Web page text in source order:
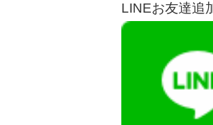
LINEお友達追